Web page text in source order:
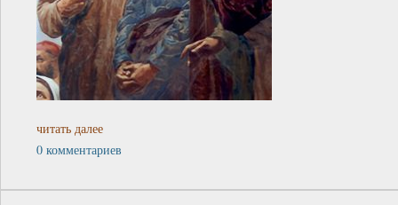
читать далее
0 комментариев